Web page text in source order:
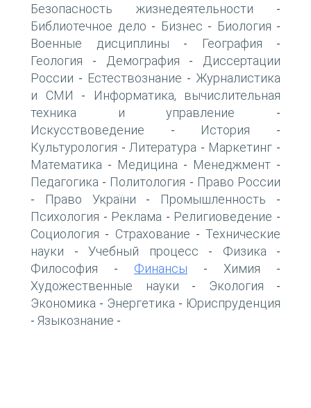
Безопасность жизнедеятельности -
Библиотечное дело - Бизнес - Биология -
Военные дисциплины - География -
Геология - Демография -
Диссертации
России - Естествознание - Журналистика
и СМИ -
Информатика, вычислительная
техника и управление -
Искусствоведение - История -
Культурология - Литература - Маркетинг -
Математика - Медицина - Менеджмент -
Педагогика - Политология - Право России
- Право України - Промышленность -
Психология - Реклама - Религиоведение -
Социология - Страхование - Технические
науки - Учебный процесс - Физика -
Философия - Финансы - Химия -
Художественные науки - Экология -
Экономика - Энергетика - Юриспруденция
- Языкознание -